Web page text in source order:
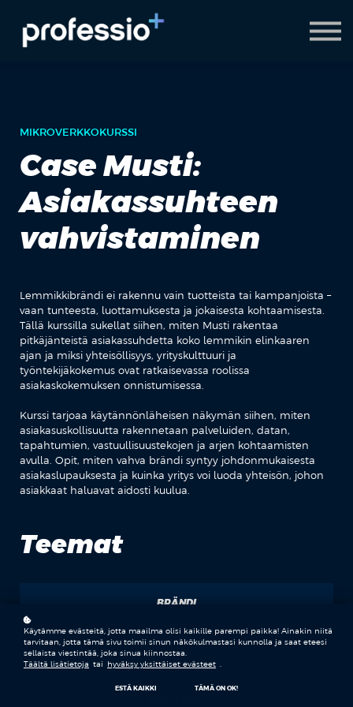
AI Coach
Pyydä demo
MIKROVERKKOKURSSI
Case Musti:
Asiakassuhteen
vahvistaminen
Lemmikkibrändi ei rakennu vain tuotteista tai kampanjoista –
vaan tunteesta, luottamuksesta ja jokaisesta kohtaamisesta.
Tällä kurssilla sukellat siihen, miten Musti rakentaa
pitkäjänteistä asiakassuhdetta koko lemmikin elinkaaren
ajan ja miksi yhteisöllisyys, yrityskulttuuri ja
työntekijäkokemus ovat ratkaisevassa roolissa
asiakaskokemuksen onnistumisessa.
Kurssi tarjoaa käytännönläheisen näkymän siihen, miten
asiakasuskollisuutta rakennetaan palveluiden, datan,
tapahtumien, vastuullisuustekojen ja arjen kohtaamisten
avulla. Opit, miten vahva brändi syntyy johdonmukaisesta
asiakaslupauksesta ja kuinka yritys voi luoda yhteisön, johon
asiakkaat haluavat aidosti kuulua.
Teemat
BRÄNDI
LUOTTAMUS
Käytämme evästeitä, jotta maailma olisi kaikille parempi paikka! Ainakin niitä
tarvitaan, jotta tämä sivu toimii sinun näkökulmastasi kunnolla ja saat eteesi
sellaista viestintää, joka sinua kiinnostaa.
Täältä lisätietoja tai hyväksy yksittäiset evästeet
ESTÄ KAIKKI TÄMÄ ON OK!